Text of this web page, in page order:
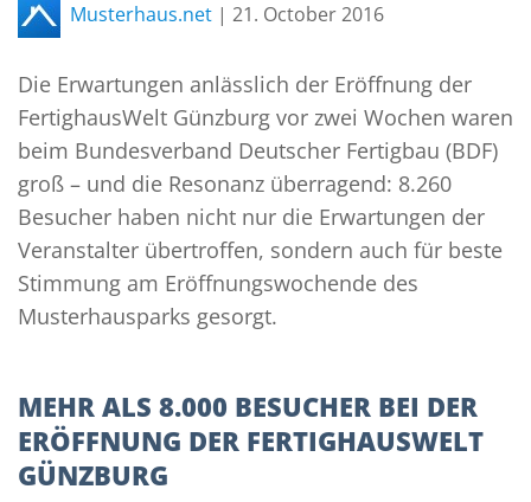
Musterhaus.net | 21. October 2016
Die Erwartungen anlässlich der Eröffnung der
FertighausWelt Günzburg vor zwei Wochen waren
beim Bundesverband Deutscher Fertigbau (BDF)
groß – und die Resonanz überragend: 8.260
Besucher haben nicht nur die Erwartungen der
Veranstalter übertroffen, sondern auch für beste
Stimmung am Eröffnungswochende des
Musterhausparks gesorgt.
MEHR ALS 8.000 BESUCHER BEI DER
ERÖFFNUNG DER FERTIGHAUSWELT
GÜNZBURG